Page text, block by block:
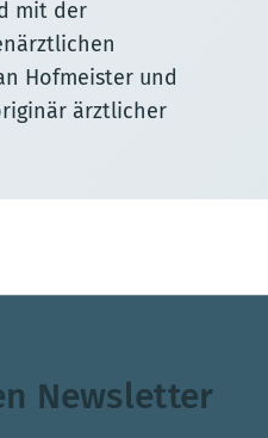
mit der
Hofmeister und
ärztlicher
Newsletter